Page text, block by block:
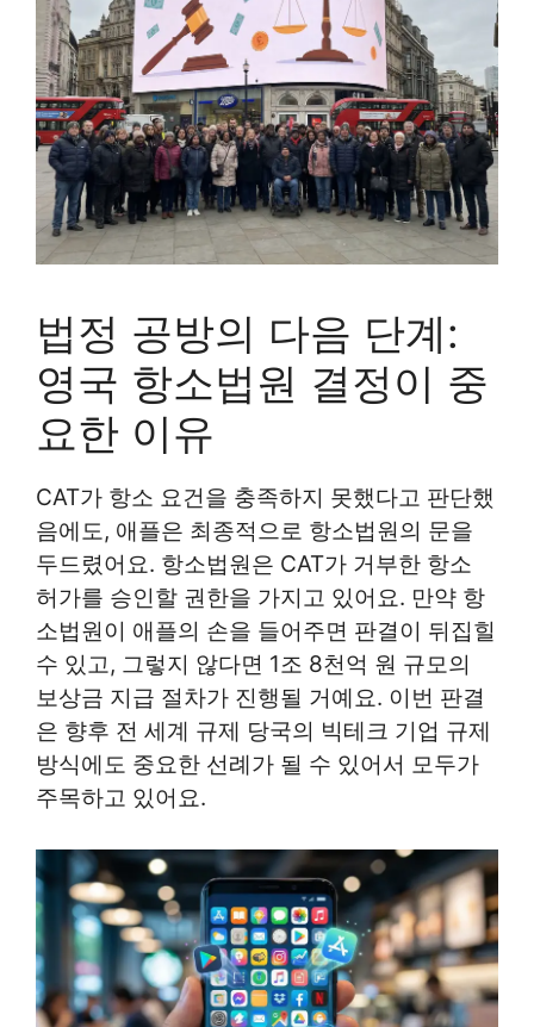
법정 공방의 다음 단계:
영국 항소법원 결정이 중
요한 이유
CAT가 항소 요건을 충족하지 못했다고 판단했
음에도, 애플은 최종적으로 항소법원의 문을
두드렸어요. 항소법원은 CAT가 거부한 항소
허가를 승인할 권한을 가지고 있어요. 만약 항
소법원이 애플의 손을 들어주면 판결이 뒤집힐
수 있고, 그렇지 않다면 1조 8천억 원 규모의
보상금 지급 절차가 진행될 거예요. 이번 판결
은 향후 전 세계 규제 당국의 빅테크 기업 규제
방식에도 중요한 선례가 될 수 있어서 모두가
주목하고 있어요.